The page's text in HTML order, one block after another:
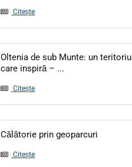
Citește
Oltenia de sub Munte: un teritoriu
care inspiră – ...
Citește
Călătorie prin geoparcuri
Citește